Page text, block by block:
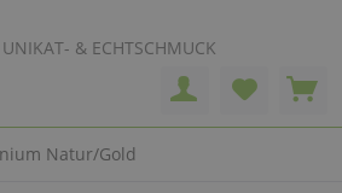
& ECHTSCHMUCK
Natur/Gold